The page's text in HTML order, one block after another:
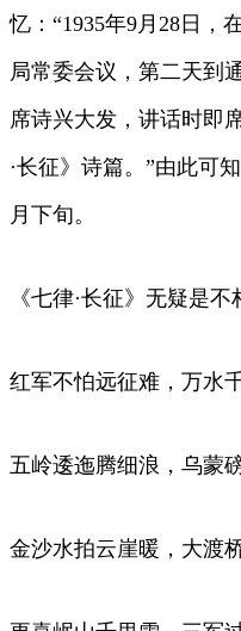
忆：“1935年9月28日，
局常委会议，第二天到
席诗兴大发，讲话时即
·长征》诗篇。”由此可
月下旬。
《七律·长征》无疑是不
红军不怕远征难，万水
五岭逶迤腾细浪，乌蒙
金沙水拍云崖暖，大渡